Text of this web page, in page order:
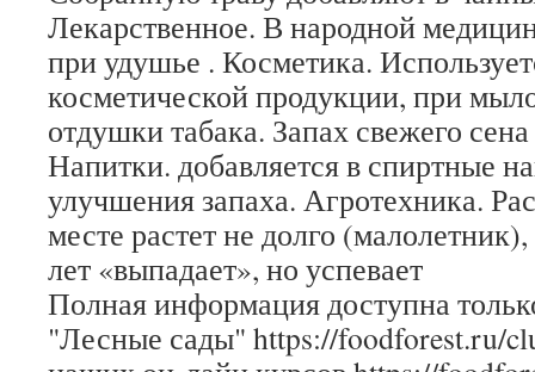
Лекарственное. В народной
при удушье . Косметика.
косметической продукции, при
отдушки табака. Запах свежего
Напитки. добавляется в спиртные
улучшения запаха. Агротехника.
месте растет не долго
лет «выпадает», но успевает
Полная информация доступна
"Лесные сады" https://foodforest.ru/